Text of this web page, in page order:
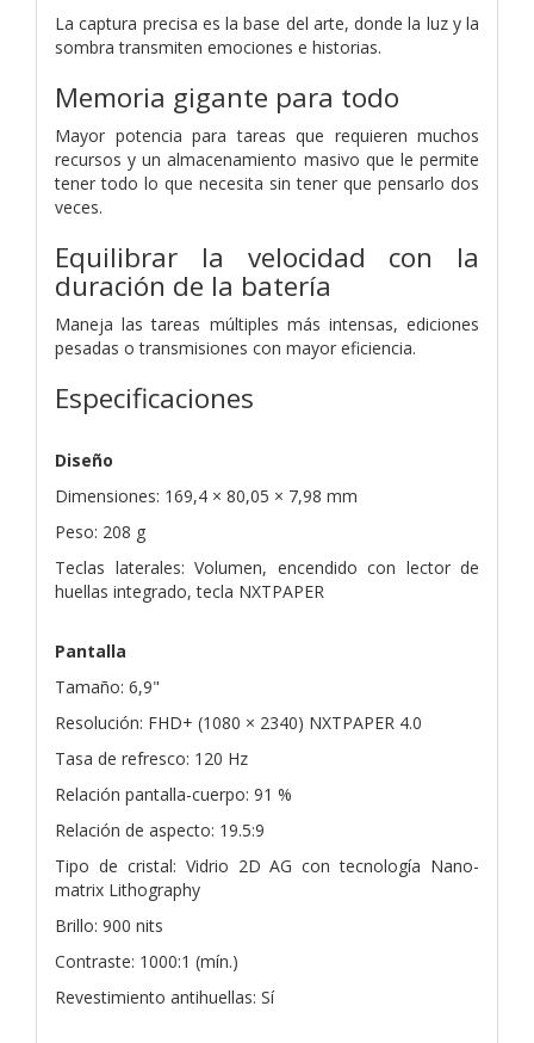
La captura precisa es la base del arte, donde la luz y la
sombra transmiten emociones e historias.
Memoria gigante para todo
Mayor potencia para tareas que requieren muchos
recursos yun almacenamiento masivo que le permite
tener todo lo que necesita sintener que pensarlo dos
veces.
Equilibrar la velocidad con la
duración de la batería
Maneja las tareas múltiples más intensas, ediciones
pesadas o transmisiones con mayor eficiencia.
Especificaciones
Diseño
Dimensiones: 169,4 × 80,05 × 7,98 mm
Peso: 208 g
Teclas laterales: Volumen, encendido con lector de
huellas integrado, tecla NXTPAPER
Pantalla
Tamaño: 6,9"
Resolución: FHD+ (1080 × 2340) NXTPAPER 4.0
Tasa de refresco: 120 Hz
Relación pantalla-cuerpo: 91 %
Relación de aspecto: 19.5:9
Tipo de cristal: Vidrio 2D AG con tecnología Nano-
matrix Lithography
Brillo: 900 nits
Contraste: 1000:1 (mín.)
Revestimiento antihuellas: Sí